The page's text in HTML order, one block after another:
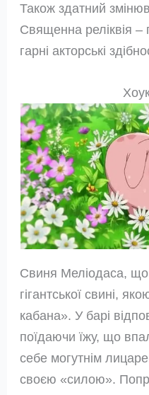
Також здатний
Священна реліквія –
гарні акторські
Свиня Меліодаса,
гігантської свині,
кабана». У барі
поїдаючи їжу, що
себе могутнім
своєю «силою».